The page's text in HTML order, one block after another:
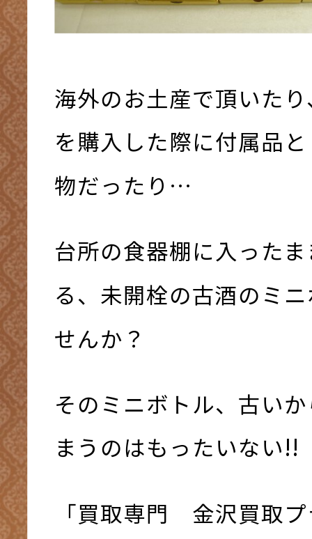
海外のお土産で頂いた
を購入した際に付属品
物だったり…
台所の食器棚に入った
る、未開栓の古酒のミ
せんか？
そのミニボトル、古い
まうのはもったいない!!
「買取専門 金沢買取